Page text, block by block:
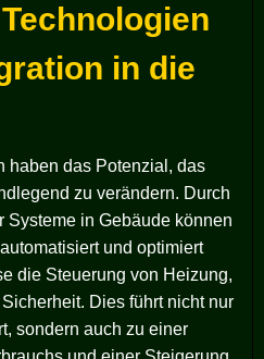
in die
haben das Potenzial, das
zu verändern. Durch
Systeme in Gebäude können
und optimiert
die Steuerung von Heizung,
Dies führt nicht nur
sondern auch zu einer